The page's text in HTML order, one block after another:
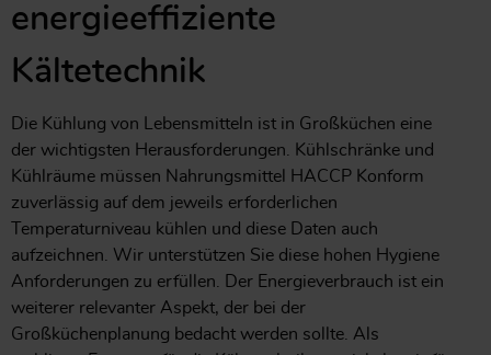
energieeffiziente
Kältetechnik
Die Kühlung von Lebensmitteln ist in Großküchen eine
der wichtigsten Herausforderungen. Kühlschränke und
Kühlräume müssen Nahrungsmittel HACCP Konform
zuverlässig auf dem jeweils erforderlichen
Temperaturniveau kühlen und diese Daten auch
aufzeichnen. Wir unterstützen Sie diese hohen Hygiene
Anforderungen zu erfüllen. Der Energieverbrauch ist ein
weiterer relevanter Aspekt, der bei der
Großküchenplanung bedacht werden sollte. Als